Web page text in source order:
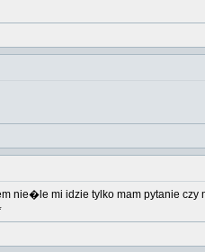
nie�le mi idzie tylko mam pytanie